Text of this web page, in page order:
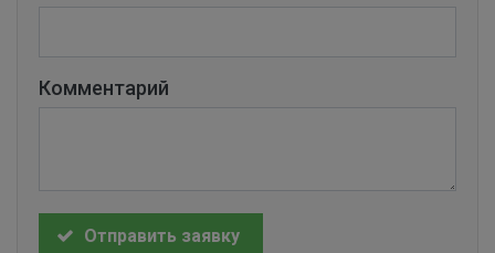
Комментарий
Отправить заявку